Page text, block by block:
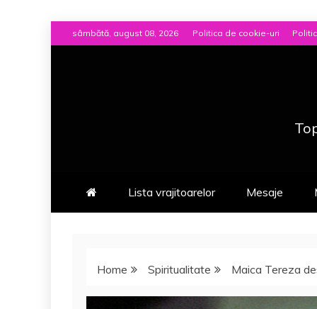
to
sâmbătă, august 08, 2026 Politica de cookie-uri
Lista vrajitoarelor Mesaje
Home Spiritualitate Maica Tereza